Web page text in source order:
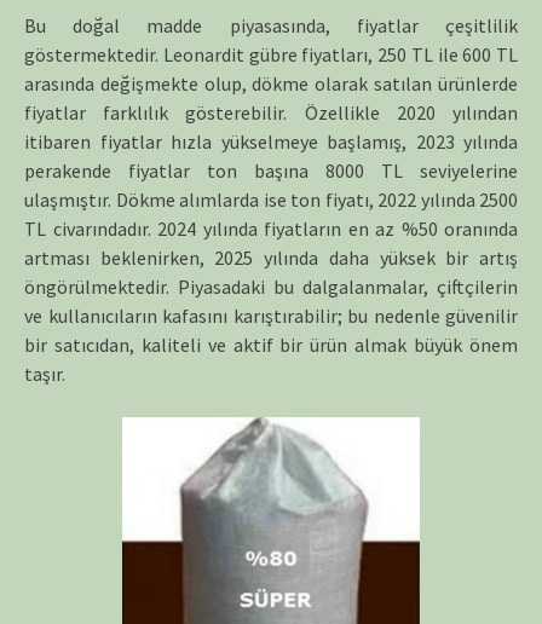
Bu doğal madde piyasasında, fiyatlar çeşitlilik
göstermektedir. Leonardit gübre fiyatları, 250 TL ile 600 TL
arasında değişmekte olup, dökme olarak satılan ürünlerde
fiyatlar farklılık gösterebilir. Özellikle 2020 yılından
itibaren fiyatlar hızla yükselmeye başlamış, 2023 yılında
perakende fiyatlar ton başına 8000 TL seviyelerine
ulaşmıştır. Dökme alımlarda ise ton fiyatı, 2022 yılında 2500
TL civarındadır. 2024 yılında fiyatların en az %50 oranında
artması beklenirken, 2025 yılında daha yüksek bir artış
öngörülmektedir. Piyasadaki bu dalgalanmalar, çiftçilerin
ve kullanıcıların kafasını karıştırabilir; bu nedenle güvenilir
bir satıcıdan, kaliteli ve aktif bir ürün almak büyük önem
taşır.